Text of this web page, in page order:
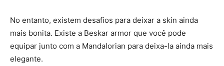
No entanto, existem desafios para deixar a skin ainda
mais bonita. Existe a Beskar armor que você pode
equipar junto com a Mandalorian para deixa-la ainda mais
elegante.